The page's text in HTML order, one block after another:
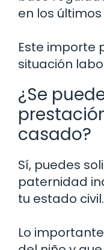
en los
Este importe
situación
¿Se
casado?
Sí, puedes
paternidad
tu estado civil.
Lo